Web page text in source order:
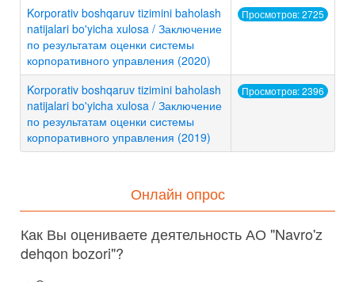
Korporativ boshqaruv tizimini baholash
natijalari bo'yicha xulosa / Заключение
по результатам оценки системы
корпоративного управления (2020)
Просмотров: 2725
Korporativ boshqaruv tizimini baholash
natijalari bo'yicha xulosa / Заключение
по результатам оценки системы
корпоративного управления (2019)
Просмотров: 2396
Онлайн опрос
Как Вы оцениваете деятельность АО "Navro'z
dehqon bozori"?